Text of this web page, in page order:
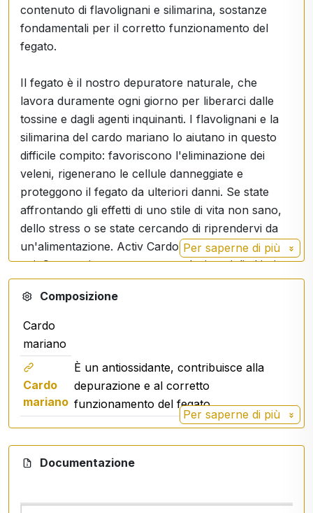
contenuto di flavolignani e silimarina, sostanze
fondamentali per il corretto funzionamento del
fegato.
Il fegato è il nostro depuratore naturale, che
lavora duramente ogni giorno per liberarci dalle
tossine e dagli agenti inquinanti. I flavolignani e la
silimarina del cardo mariano lo aiutano in questo
difficile compito: favoriscono l'eliminazione dei
veleni, rigenerano le cellule danneggiate e
proteggono il fegato da ulteriori danni. Se state
affrontando gli effetti di uno stile di vita non sano,
dello stress o se state cercando di riprendervi da
un'alimentazione. Activ Cardo mariano è qui per
voi. Con semi accuratamente selezionati di altissima
qualità, offre una dose concentrata di principi attivi
in un'unica bustina.
Per saperne di più
Composizione
Cardo
mariano
Cardo
mariano
È un antiossidante, contribuisce alla
depurazione e al corretto
funzionamento del fegato.
Per saperne di più
Documentazione